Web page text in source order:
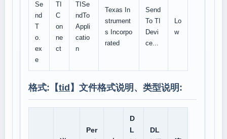
Se
nd
T
o.
ex
e
TI
C
on
ne
ct
TISe
ndTo
Appli
catio
n
Texas In
strument
s Incorpo
rated
Send
To TI
Devi
ce...
Lo
w
格式:【tid 】文件格式说明、类型说明:
Per
D
L
DL